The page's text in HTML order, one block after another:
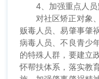
4、加强重点人员
对社区矫正对象
贩毒人员、易肇事肇
病毒人员、不良青少
的特殊人群，要建立
怀帮扶体系，落实教